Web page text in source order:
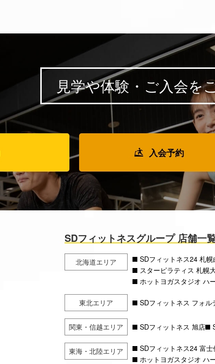
見学や体験・ご入会を
入会予約
SDフィットネスグループ 店舗一
北海道エリア SDフィットネス24 札
スターピラティス 札幌
ホットヨガスタジオ ハ
東北エリア SDフィットネス フォル
関東・信越エリア SDフィットネス 旭店
東海・北陸エリア SDフィットネス24 富
ホットヨガスタジオ ハ